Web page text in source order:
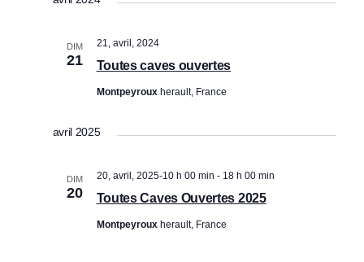
DIM
21 Toutes caves ouvertes
21, avril, 2024
Montpeyroux herault, France
avril 2025
DIM
20 Toutes Caves Ouvertes 2025
20, avril, 2025-10 h 00 min - 18 h 00 min
Montpeyroux herault, France